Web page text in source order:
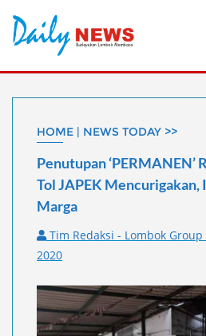
content
HOME | NEWS TODAY >>
Penutupan ‘PERMANEN’
Tol JAPEK Mencurigakan,
Marga
Tim Redaksi - Lombok
2020